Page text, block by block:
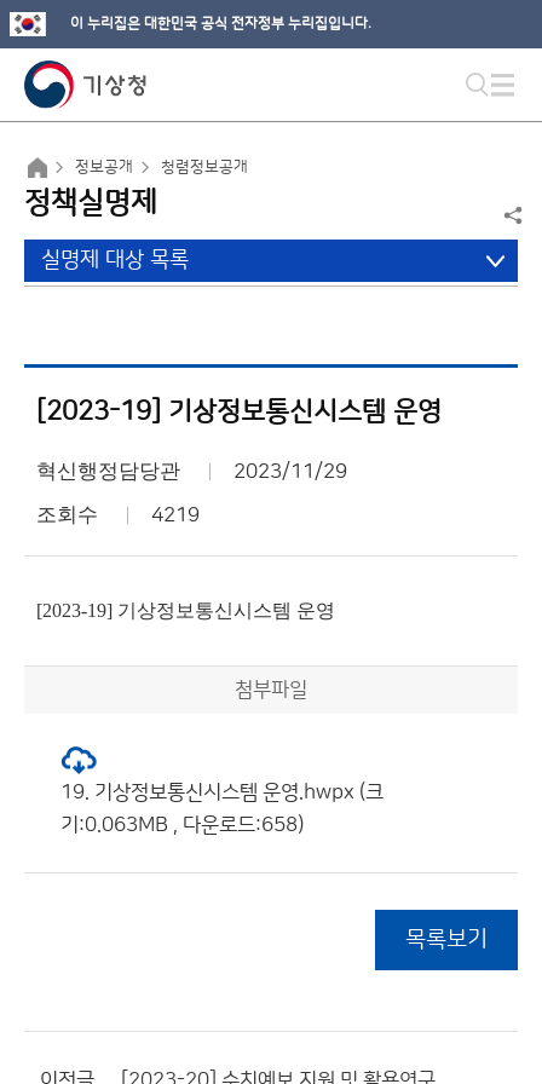
이 누리집은 대한민국 공식 전자정부 누리집입니다.
정보공개 청렴정보공개
정책실명제
실명제 대상 목록
[2023-19] 기상정보통신시스템 운영
혁신행정담당관 2023/11/29
조회수 4219
[2023-19] 기상정보통신시스템 운영
첨부파일
19. 기상정보통신시스템 운영.hwpx (크
기:0.063MB , 다운로드:658)
목록보기